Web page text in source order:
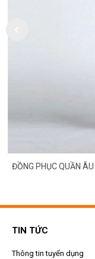
ĐỒNG PHỤC QUẦN
TIN TỨC
Thông tin tuyển dụng